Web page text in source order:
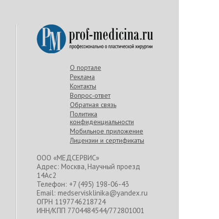
О портале
Реклама
Контакты
Вопрос-ответ
Обратная связь
Политика
конфиденциальности
Мобильное приложение
Лицензии и сертификаты
ООО «МЕДСЕРВИС»
Адрес: Москва, Научный проезд
14Ас2
Телефон: +7 (495) 198-06-43
Email: medservisklinika@yandex.ru
ОГРН 1197746218724
ИНН/КПП 7704484544/772801001